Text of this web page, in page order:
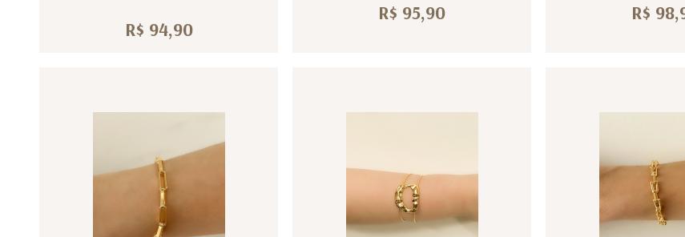
R$ 94,90
R$ 95,90 R$